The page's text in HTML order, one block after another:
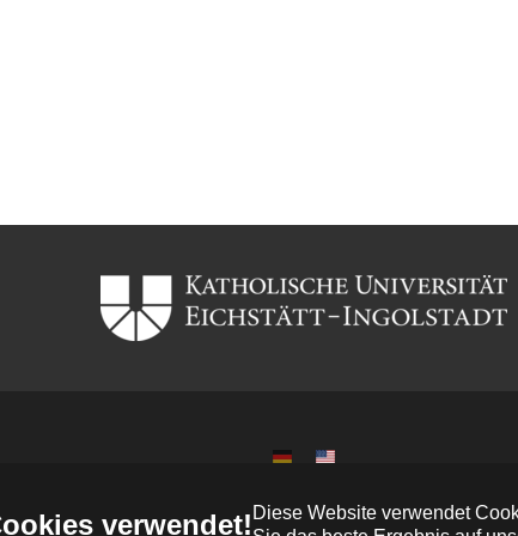
verwendet! Diese Website verwendet
IPG © copyright 2023